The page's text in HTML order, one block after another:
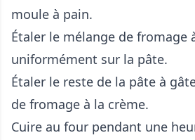
moule à pain.
Étaler le mélange de fromage
uniformément sur la pâte.
Étaler le reste de la pâte à
de fromage à la crème.
Cuire au four pendant une